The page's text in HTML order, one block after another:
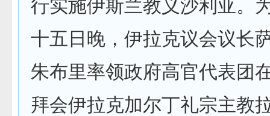
行实施伊斯兰教义沙利亚。
十五日晚，伊拉克议会议长
朱布里率领政府高官代表团
拜会伊拉克加尔丁礼宗主教